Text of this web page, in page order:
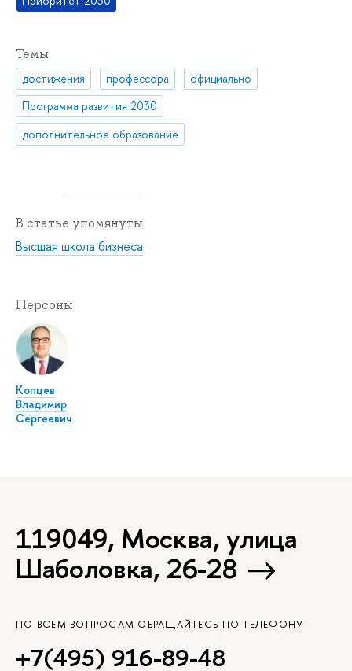
Темы
достижения профессора
официально
Программа развития 2030
дополнительное образование
В статье упомянуты
Высшая школа бизнеса
Персоны
Копцев
Владимир
Сергеевич
119049, Москва, улица
Шаболовка, 26-28
ПО ВСЕМ ВОПРОСАМ ОБРАЩАЙТЕСЬ ПО ТЕЛЕФОНУ
+7(495) 916-89-48